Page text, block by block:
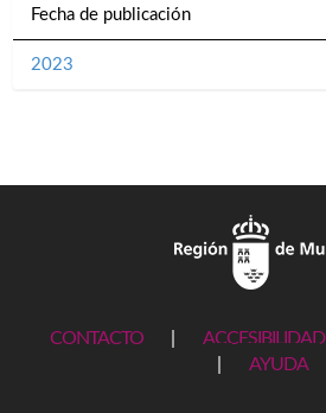
Fecha de publicación
2023
CONTACTO ACCESIBILIDAD
AYUDA